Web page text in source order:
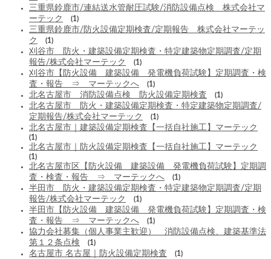
三重県鈴鹿市/連結送水管耐圧試験/消防設備点検 株式会社マ
ーテック
(1)
三重県鈴鹿市/防火設備定期検査/定期報告 株式会社マーテッ
ク
(1)
刈谷市 防火・建築設備定期検査・特定建築物定期調査/定期
報告/株式会社マーテック
(1)
刈谷市【防火設備 建築設備 発電機負荷試験】定期調査・検
査・報告 ⇒ マーテックへ
(1)
北名古屋市 消防設備点検 防火設備定期検査 (1)
北名古屋市 防火・建築設備定期検査・特定建築物定期調査/
定期報告/株式会社マーテック
(1)
北名古屋市｜建築設備定期検査【一括自社施工】マーテック
(1)
北名古屋市｜防火設備定期検査【一括自社施工】マーテック
(1)
北名古屋市区【防火設備 建築設備 発電機負荷試験】定期調
査・検査・報告 ⇒ マーテックへ
(1)
半田市 防火・建築設備定期検査・特定建築物定期調査/定期
報告/株式会社マーテック
(1)
半田市【防火設備 建築設備 発電機負荷試験】定期調査・検
査・報告 ⇒ マーテックへ
(1)
協力会社募集（個人事業主歓迎） 消防設備点検、建築基準法
第１２条点検
(1)
名古屋市 名古屋｜防火設備定期検査 (1)